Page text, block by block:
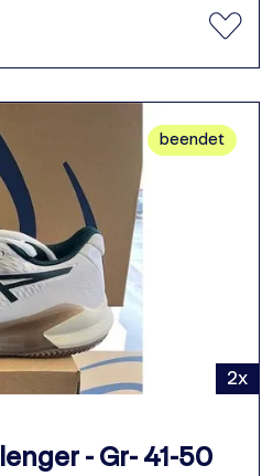
2x
beendet
- Gr- 41-50